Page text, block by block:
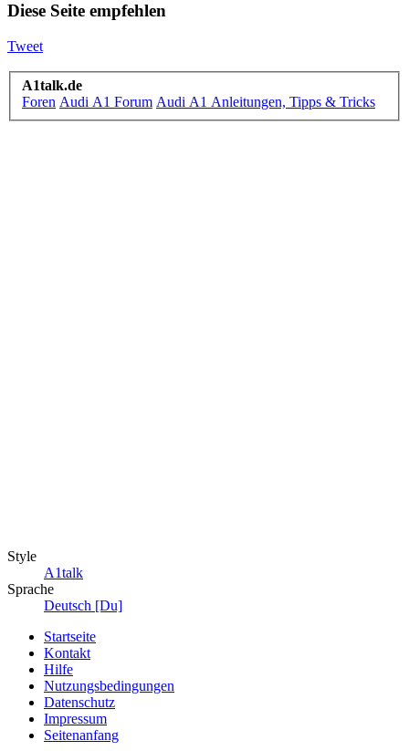
Diese Seite empfehlen
Tweet
A1talk.de
Foren Audi A1 Forum Audi A1 Anleitungen, Tipps & Tricks
Style
A1talk
Sprache
Deutsch [Du]
Startseite
Kontakt
Hilfe
Nutzungsbedingungen
Datenschutz
Impressum
Seitenanfang